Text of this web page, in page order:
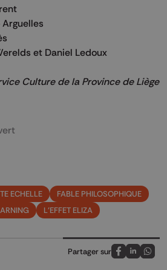
et Daniel Ledoux
Culture de la Province de Liège
ECHELLE
FABLE PHILOSOPHIQUE
L'EFFET ELIZA
Partager sur
Partagez sur
Partagez